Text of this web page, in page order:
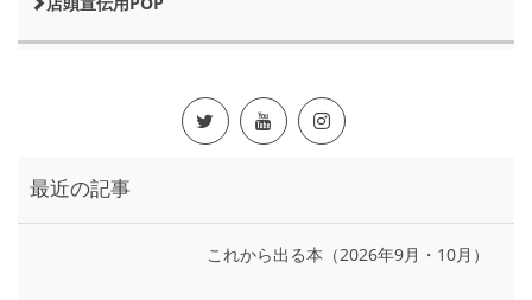
最近の記事
これから出る本（2026年9月・10月）